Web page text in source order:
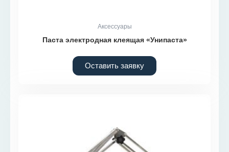
Аксессуары
Паста электродная клеящая «Унипаста»
Оставить заявку